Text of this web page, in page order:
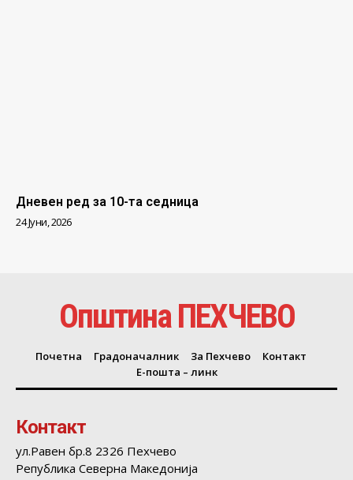
Дневен ред за 10-та седница
24 Јуни, 2026
Општина ПЕХЧЕВО
Почетна Градоначалник За Пехчево
Контакт
Е-пошта – линк
Контакт
ул.Равен бр.8 2326 Пехчево
Република Северна Македонија